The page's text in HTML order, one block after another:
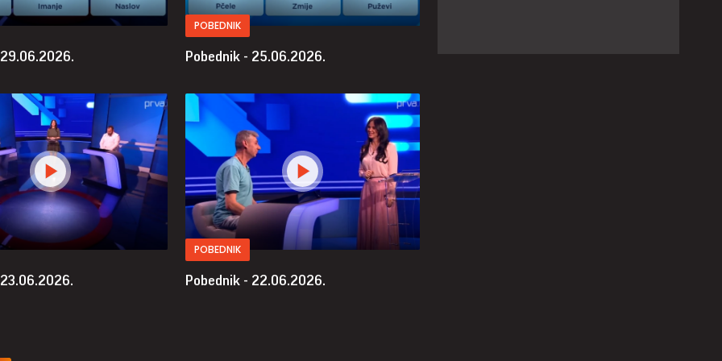
POBEDNIK
Pobednik - 25.06.2026.
POBEDNIK
Pobednik - 22.06.2026.